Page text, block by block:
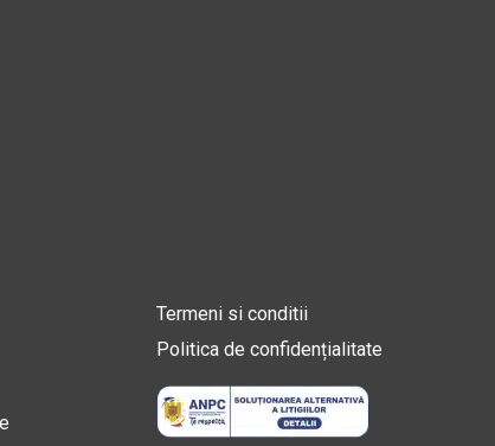
Termeni si conditii
Politica de confidențialitate